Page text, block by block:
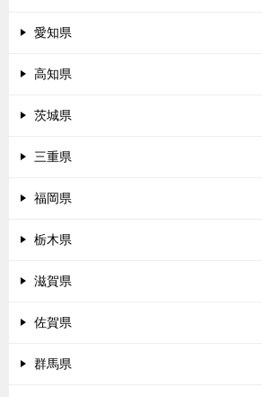
愛知県
高知県
茨城県
三重県
福岡県
栃木県
滋賀県
佐賀県
群馬県